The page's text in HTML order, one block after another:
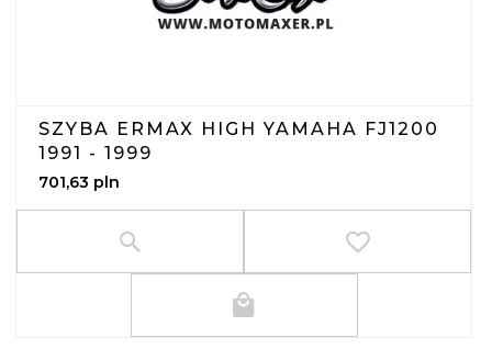
SZYBA ERMAX HIGH YAMAHA FJ1200
1991 - 1999
701,63 pln